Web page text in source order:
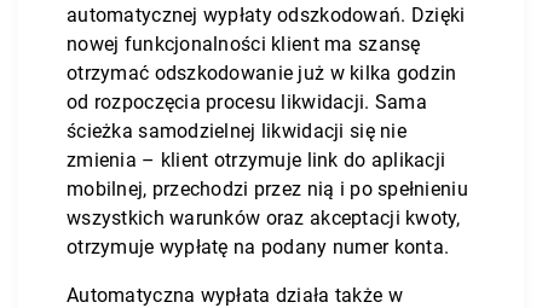
automatycznej wypłaty odszkodowań. Dzięki
nowej funkcjonalności klient ma szansę
otrzymać odszkodowanie już w kilka godzin
od rozpoczęcia procesu likwidacji. Sama
ścieżka samodzielnej likwidacji się nie
zmienia – klient otrzymuje link do aplikacji
mobilnej, przechodzi przez nią i po spełnieniu
wszystkich warunków oraz akceptacji kwoty,
otrzymuje wypłatę na podany numer konta.
Automatyczna wypłata działa także w